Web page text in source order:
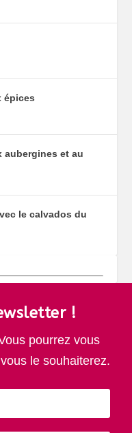
épices
aubergines et au
le calvados du
!
pourrez vous
le souhaiterez.